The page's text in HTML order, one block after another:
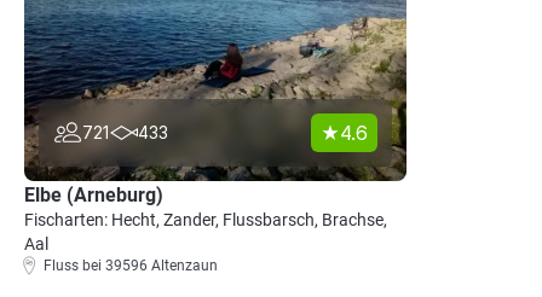
721 433 4.6
Elbe (Arneburg)
Fischarten: Hecht, Zander, Flussbarsch, Brachse,
Aal
Fluss bei 39596 Altenzaun